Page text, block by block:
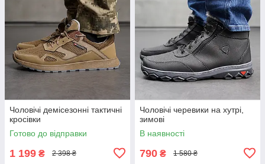
Чоловічі демісезонні тактичні
кросівки
Готово до відправки
1 199 ₴ 2 398 ₴
Чоловічі черевики на хутрі,
зимові
В наявності
790 ₴ 1 580 ₴